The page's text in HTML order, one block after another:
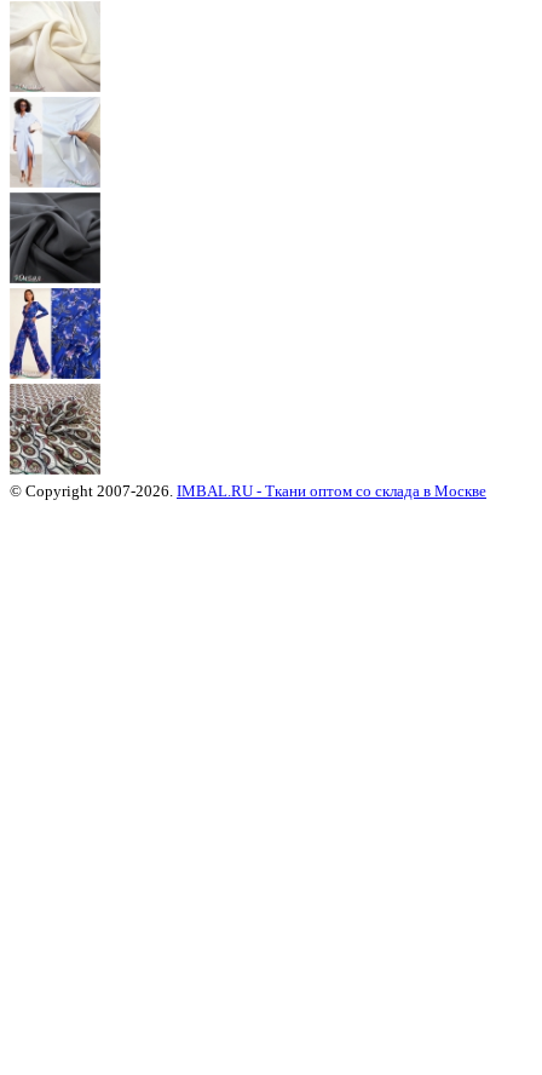
© Copyright 2007-2026. IMBAL.RU - Ткани оптом со склада в Москве